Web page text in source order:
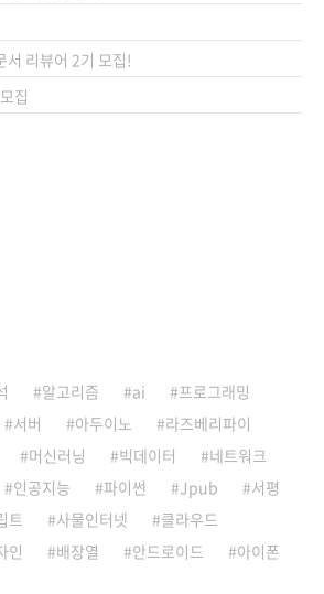
처 중 최고 힙부
는 시각 예술과 전
어릴 때..
서 리뷰어 2기 모집!
집
알고리즘 ai
프로그래밍
서버 아두이노
라즈베리파이
머신러닝 빅데이터
네트워크
인공지능 파이썬 Jpub
서평
트 사물인터넷
클라우드
인 배장열 안드로이드 아이폰